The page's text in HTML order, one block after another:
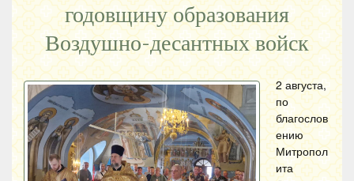
годовщину образования
Воздушно-десантных войск
2 августа,
по
благослов
ению
Митропол
ита